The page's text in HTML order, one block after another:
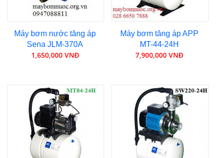
Máy bơm nước tăng áp
Sena JLM-370A
1,650,000 VNĐ
Máy bơm tăng áp APP
MT-44-24H
7,900,000 VNĐ